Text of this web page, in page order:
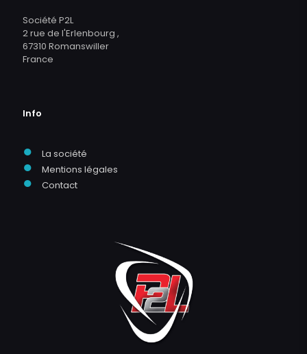
Société P2L
2 rue de l'Erlenbourg ,
67310 Romanswiller
France
Info
● La société
● Mentions légales
● Contact